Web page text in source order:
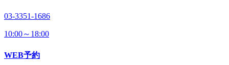
03-3351-1686
10:00～18:00
WEB予約